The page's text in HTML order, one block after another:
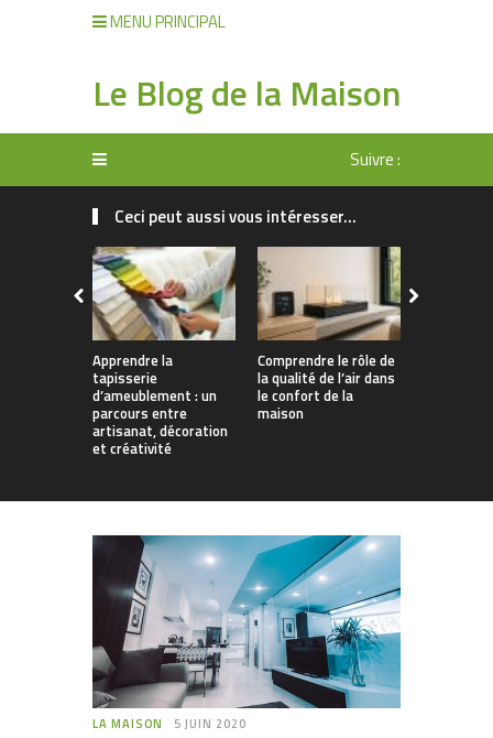
MENU PRINCIPAL
Le Blog de la Maison
Suivre :
Ceci peut aussi vous intéresser...
Apprendre la
tapisserie
d’ameublement : un
parcours entre
artisanat, décoration
et créativité
Comprendre le rôle de
la qualité de l’air dans
le confort de la
maison
LA MAISON 5 JUIN 2020